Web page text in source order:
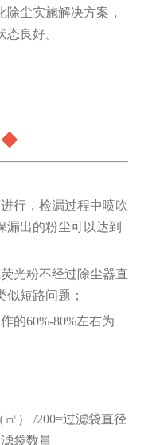
除尘实施解决方案，
良好。
◆
行，检漏过程中喷吹
漏出的粉尘可以达到
光粉不经过除尘器直
短路问题；
的60%-80%左右为
） /200=过滤袋直径
袋数量